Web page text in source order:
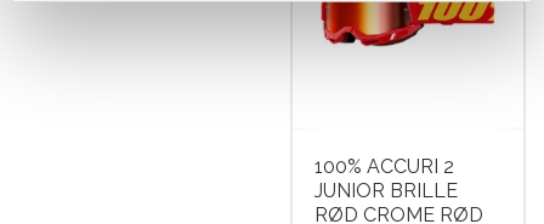
100% ACCURI 2
JUNIOR BRILLE
RØD CROME RØD